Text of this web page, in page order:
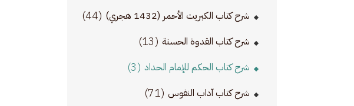
شرح كتاب الكبريت الأحمر (1432 هجري) (44)
شرح كتاب القدوة الحسنة (13)
شرح كتاب الحكم للإمام الحداد (3)
شرح كتاب آداب النفوس (71)